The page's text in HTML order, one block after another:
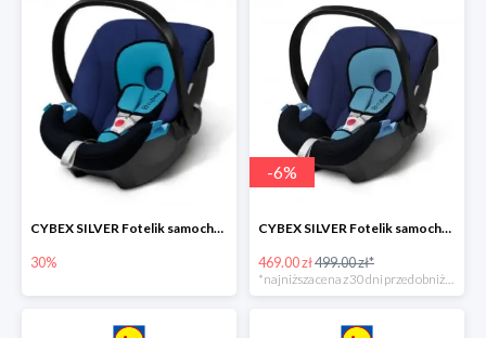
CYBEX SILVER Fotelik samochodowy -30%
30%
-6%
CYBEX SILVER Fotelik samochodowy + dostawa gratis!
469.00 zł499.00 zł*
*najniższa cena z 30 dni przed obniżką